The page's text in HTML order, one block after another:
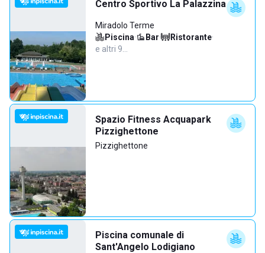
Centro Sportivo La Palazzina
Miradolo Terme
Piscina· Bar· Ristorante·
e altri 9…
Spazio Fitness Acquapark
Pizzighettone
Pizzighettone
Piscina comunale di
Sant'Angelo Lodigiano